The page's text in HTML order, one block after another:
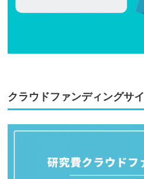
クラウドファンディングサ